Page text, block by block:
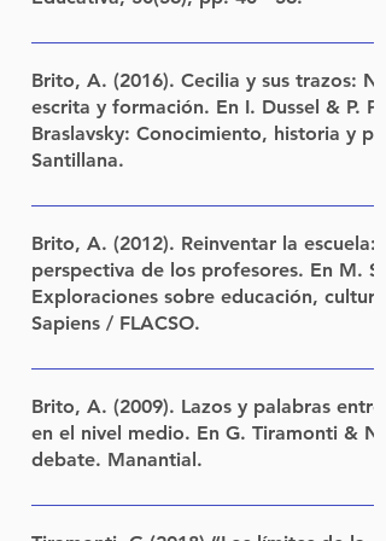
interprovincial.
LINK
Brito, A. (2016). Cecilia y sus trazos:
escrita y formación. En I. Dussel & P.
Braslavsky: Conocimiento, historia y
Santillana.
LINK
Brito, A. (2012). Reinventar la
perspectiva de los profesores. En M.
Exploraciones sobre educación,
Sapiens / FLACSO.
LINK
Brito, A. (2009). Lazos y palabras
en el nivel medio. En G. Tiramonti &
debate. Manantial.
LINK